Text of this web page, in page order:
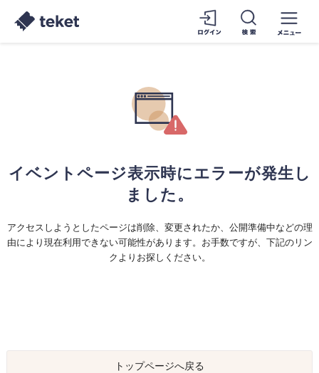
イベントページ表示時にエラーが発生し
ました。
アクセスしようとしたページは削除、変更されたか、公開準備中などの理
由により現在利用できない可能性があります。お手数ですが、下記のリン
クよりお探しください。
トップページへ戻る